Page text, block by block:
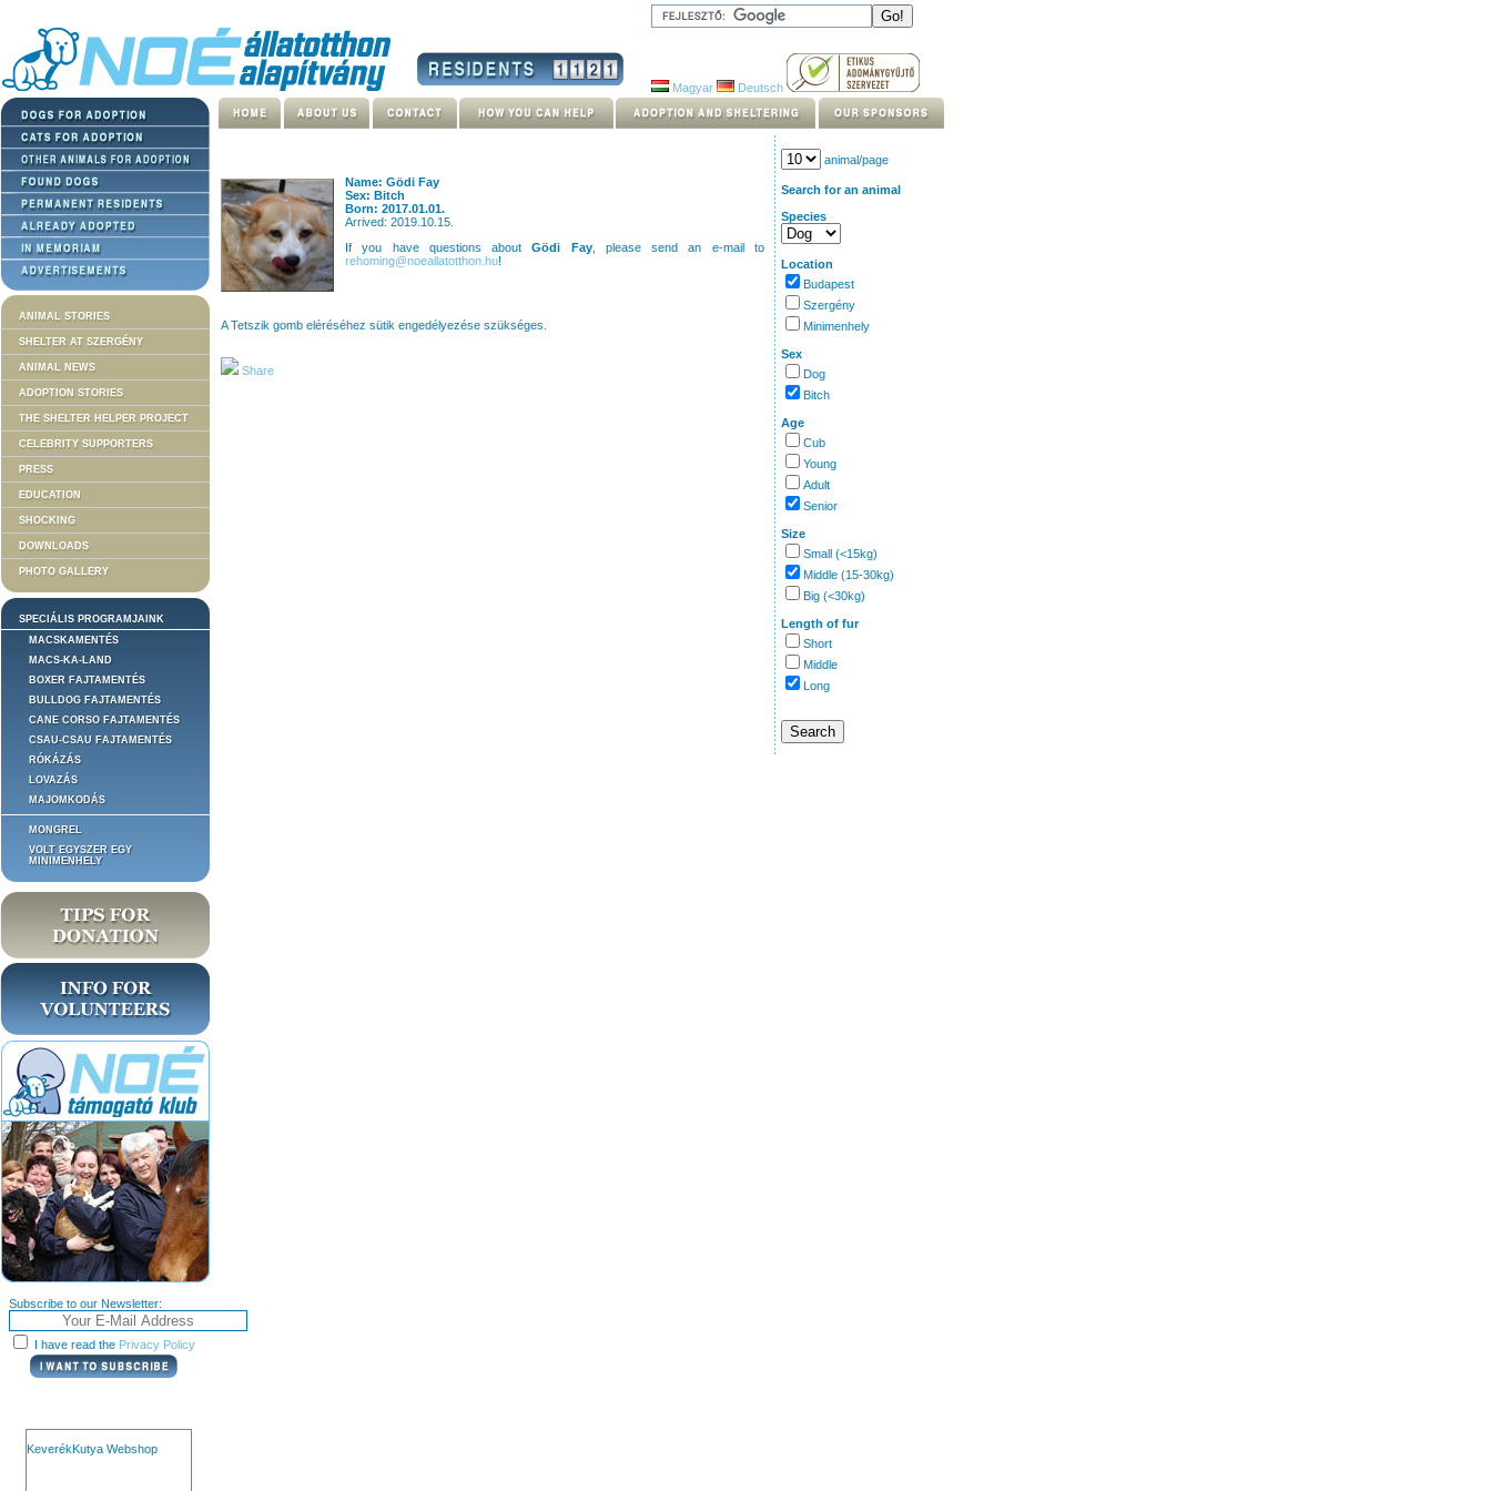
Magyar Deutsch
ANIMAL STORIES
SHELTER AT SZERGÉNY
ANIMAL NEWS
ADOPTION STORIES
THE SHELTER HELPER PROJECT
CELEBRITY SUPPORTERS
PRESS
EDUCATION
SHOCKING
DOWNLOADS
PHOTO GALLERY
SPECIÁLIS PROGRAMJAINK
MACSKAMENTÉS
MACS-KA-LAND
BOXER FAJTAMENTÉS
BULLDOG FAJTAMENTÉS
CANE CORSO FAJTAMENTÉS
CSAU-CSAU FAJTAMENTÉS
RÓKÁZÁS
LOVAZÁS
MAJOMKODÁS
MONGREL
VOLT EGYSZER EGY
MINIMENHELY
Subscribe to our Newsletter:
I have read the Privacy Policy
KeverékKutya Webshop
Name: Gödi Fay
Sex: Bitch
Born: 2017.01.01.
Arrived: 2019.10.15.
If you have questions aboutGödi Fay, please send an e-mail to
rehoming@noeallatotthon.hu!
A Tetszik gomb eléréséhez sütik engedélyezése szükséges.
Share
animal/page
Search for an animal
Species
Location
Budapest
Szergény
Minimenhely
Sex
Dog
Bitch
Age
Cub
Young
Adult
Senior
Size
Small (<15kg)
Middle (15-30kg)
Big (<30kg)
Length of fur
Short
Middle
Long